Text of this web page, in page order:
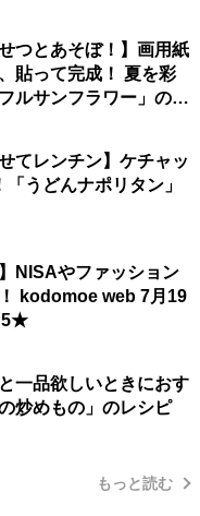
つとあそぼ！】画用紙
貼って完成！ 夏を彩
ルサンフラワー」の作
てレンチン】ケチャッ
うどんナポリタン」
NISAやファッション
kodomoe web 7月19
一品欲しいときにおす
炒めもの」のレシピ
もっと読む